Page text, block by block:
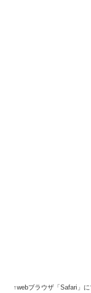
↑webブラウザ「Safari」